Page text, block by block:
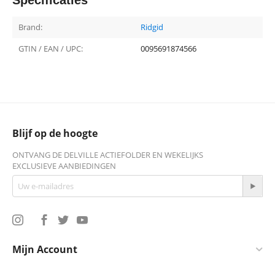
Brand:
Ridgid
GTIN / EAN / UPC:
0095691874566
Blijf op de hoogte
ONTVANG DE DELVILLE ACTIEFOLDER EN WEKELIJKS
EXCLUSIEVE AANBIEDINGEN
Mijn Account